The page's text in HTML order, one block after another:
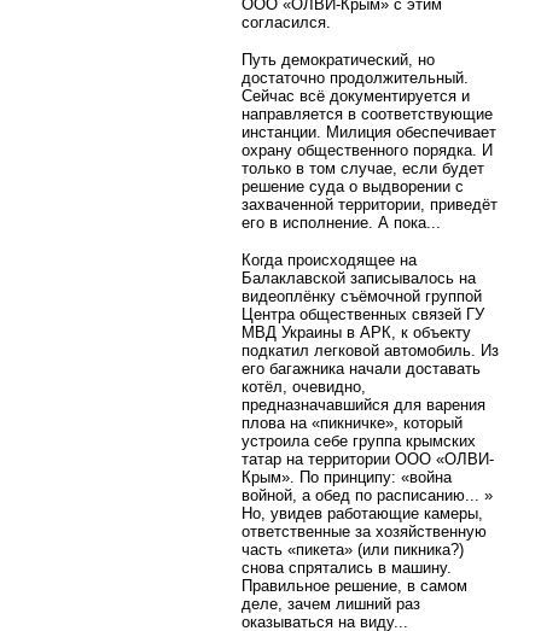
ООО «ОЛВИ-Крым» с этим
согласился.
Путь демократический, но
достаточно продолжительный.
Сейчас всё документируется и
направляется в соответствующие
инстанции. Милиция обеспечивает
охрану общественного порядка. И
только в том случае, если будет
решение суда о выдворении с
захваченной территории, приведёт
его в исполнение. А пока...
Когда происходящее на
Балаклавской записывалось на
видеоплёнку съёмочной группой
Центра общественных связей ГУ
МВД Украины в АРК, к объекту
подкатил легковой автомобиль. Из
его багажника начали доставать
котёл, очевидно,
предназначавшийся для варения
плова на «пикничке», который
устроила себе группа крымских
татар на территории ООО «ОЛВИ-
Крым». По принципу: «война
войной, а обед по расписанию... »
Но, увидев работающие камеры,
ответственные за хозяйственную
часть «пикета» (или пикника?)
снова спрятались в машину.
Правильное решение, в самом
деле, зачем лишний раз
оказываться на виду...